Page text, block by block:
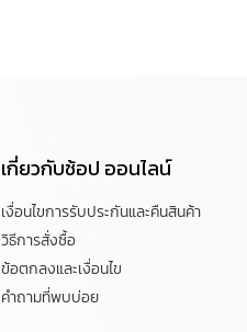
เกี่ยวกับช้อป ออนไลน์
เงื่อนไขการรับประกันและคืนสินค้า
วิธีการสั่งซื้อ
ข้อตกลงและเงื่อนไข
คำถามที่พบบ่อย